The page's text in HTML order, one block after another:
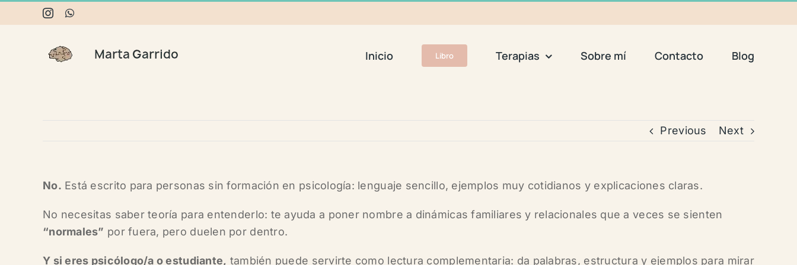
to
InstagramWhatsApp
Inicio Libro Terapias Sobre mí Contacto Blog
Previous Next
No. Está escrito para personas sin formación en psicología: lenguaje sencillo, ejemplos muy cotidianos y explicaciones claras.
No necesitas saber teoría para entenderlo: te ayuda a poner nombre a dinámicas familiares y relacionales que a veces se sienten
“normales” por fuera, pero duelen por dentro.
Y si eres psicólogo/a o estudiante, también puede servirte como lectura complementaria: da palabras, estructura y ejemplos para mirar